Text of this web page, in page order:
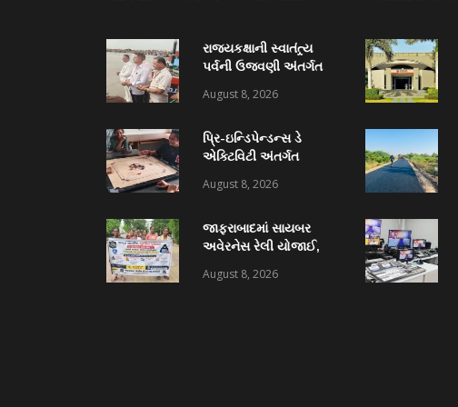
રાજ્યકક્ષાની સ્વાતંત્ર્ય
પર્વની ઉજવણી અંતર્ગત
પૂજન’ કાર્યક્રમ યોજાયો
August 8, 2026
પ્રિ-ઇન્ડિપેન્ડન્સ ડે
એક્ટિવિટી અંતર્ગત
શાળા-કોલેજમાં
સ્પર્ધાનું આયોજન
August 8, 2026
જાફરાબાદમાં સાયબર
અવેરનેસ રેલી યોજાઈ,
ટાઉન પોલીસના સંયુક્ત
August 8, 2026